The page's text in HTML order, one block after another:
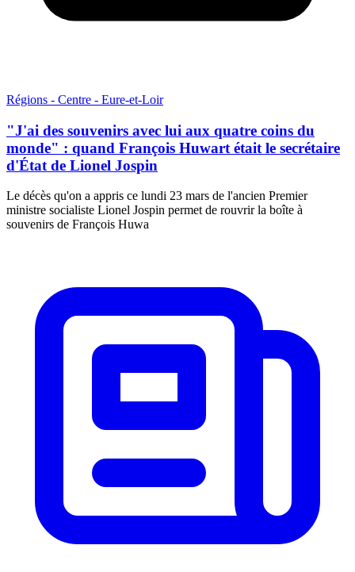
Régions - Centre - Eure-et-Loir
"J'ai des souvenirs avec lui aux quatre coins du
monde" : quand François Huwart était le secrétaire
d'État de Lionel Jospin
Le décès qu'on a appris ce lundi 23 mars de l'ancien Premier
ministre socialiste Lionel Jospin permet de rouvrir la boîte à
souvenirs de François Huwa